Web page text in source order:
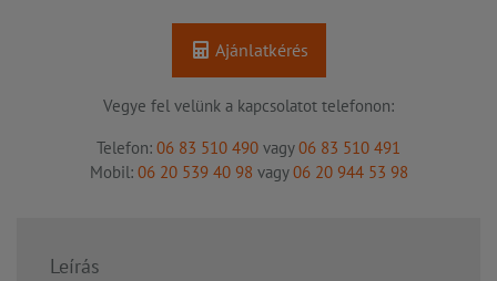
Ajánlatkérés
Vegye fel velünk a kapcsolatot telefonon:
Telefon: 06 83 510 490 vagy06 83 510 491
Mobil: 06 20 539 40 98 vagy06 20 944 53 98
Leírás